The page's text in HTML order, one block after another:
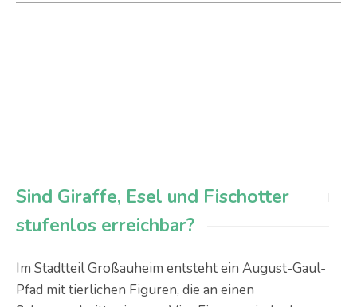
Sind Giraffe, Esel und Fischotter
stufenlos erreichbar?
Im Stadtteil Großauheim entsteht ein August-Gaul-
Pfad mit tierlichen Figuren, die an einen